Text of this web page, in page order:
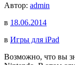
Автор: admin
в 18.06.2014
в Игры для iPad
Возможно, что вы